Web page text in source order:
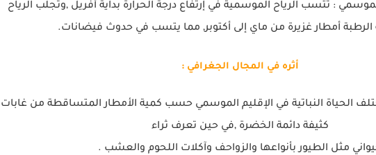
: تتسب الرياح الموسمية في إرتفاع درجة الحرارة بداية أفريل ,وتجلب الرياح
أمطار غزيرة من ماي إلى أكتوبر, مما يتسب في حدوث فيضانات.
أثره في المجال الجغرافي :
الحياة النباتية في الإقليم الموسمي حسب كمية الأمطار المتساقطة من غابات
كثيفة دائمة الخضرة ,في حين تعرف ثراء
مثل الطيور بأنواعها والزواحف وآكلات اللحوم والعشب .